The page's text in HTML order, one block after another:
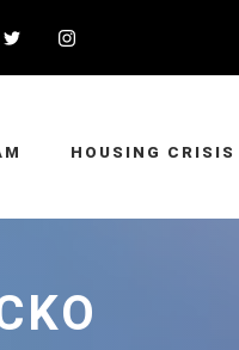
HOUSING CRISIS